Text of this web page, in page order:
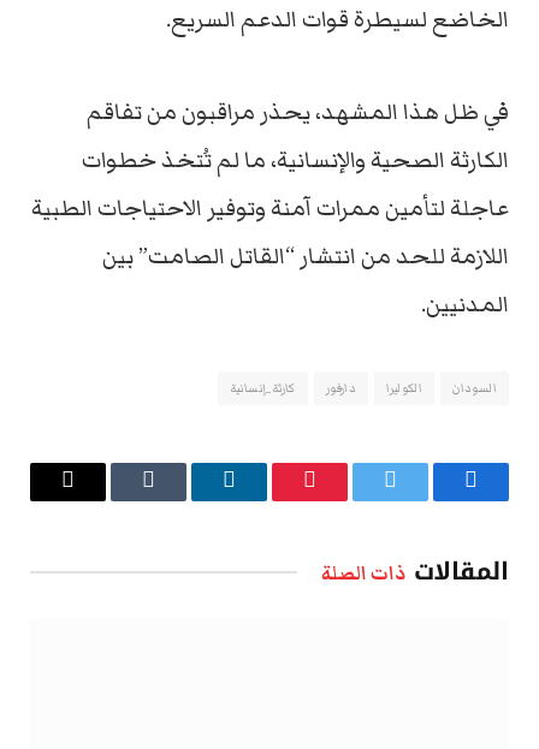
الخاضع لسيطرة قوات الدعم السريع.
في ظل هذا المشهد، يحذر مراقبون من تفاقم
الكارثة الصحية والإنسانية، ما لم تُتخذ خطوات
عاجلة لتأمين ممرات آمنة وتوفير الاحتياجات الطبية
اللازمة للحد من انتشار “القاتل الصامت” بين
المدنيين.
السودان الكوليرا دارفور كارثة_إنسانية
فيسبوك تويتر بينتيريستلينكدإن Tumblr
البريد
المقالات ذات الصلة